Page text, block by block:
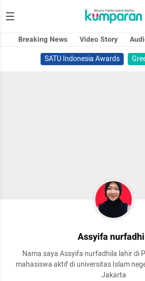
Breaking News Video Story
SATU Indonesia Awards
Assyifa
Nama saya Assyifa nurfadhila lahir di
mahasiswa aktif di universitas Islam
Jakarta